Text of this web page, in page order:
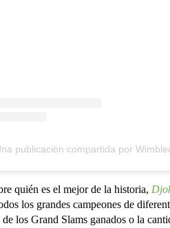
publicación compartida por
quién es el mejor de la historia,
los grandes campeones de
los Grand Slams ganados o la